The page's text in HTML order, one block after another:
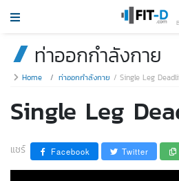
ท่าออกกำลังกาย
Home ท่าออกกำลังกาย Single Leg
Single Leg
แชร์ Facebook Twitter